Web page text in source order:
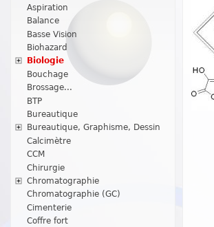
Aspiration
Balance
Basse Vision
Biohazard
Biologie
Bouchage
Brossage...
BTP
Bureautique
Bureautique, Graphisme, Dessin
Calcimètre
CCM
Chirurgie
Chromatographie
Chromatographie (GC)
Cimenterie
Coffre fort